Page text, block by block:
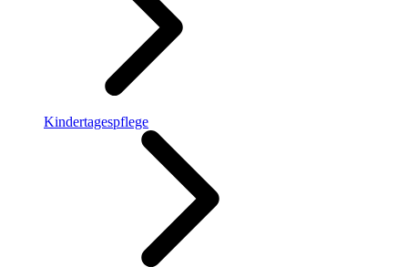
Kindertagespflege